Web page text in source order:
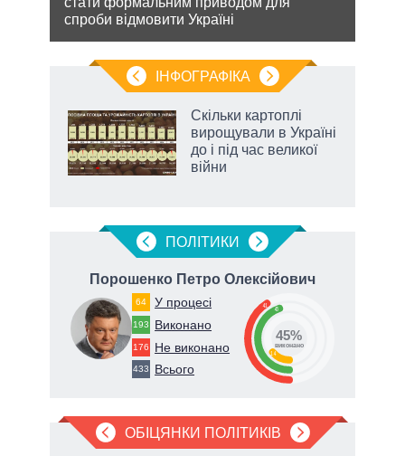
спроби відмовити Україні
ІНФОГРАФІКА
Скільки картоплі
вирощували в Україні
до і під час великої
війни
ПОЛIТИКИ
Порошенко Петро Олексійович
64 У процесі
193 Виконано
176 Не виконано
433 Всього
41 45
14
45%
виконано
ОБІЦЯНКИ ПОЛІТИКІВ